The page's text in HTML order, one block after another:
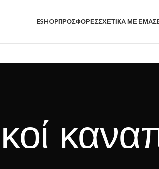
ESHOPΠΡΟΣΦΟΡΕΣΣΧΕΤΙΚΑ ΜΕ ΕΜΑΣ